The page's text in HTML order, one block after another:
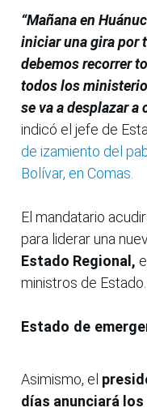
“Mañana en
iniciar una gira por
debemos recorrer
todos los
se va a desplazar a
indicó el jefe de
de izamiento del
Bolívar, en Comas.
El mandatario
para liderar una
Estado Regional,
ministros de Estado.
Estado de
Asimismo, el
días anunciará